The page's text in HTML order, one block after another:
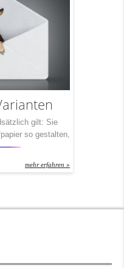
Folterinstrument,
mit […]
gilt: Sie
so gestalten,
Dennoch teilt
ob Sie
und mit 80-
mehr erfahren »